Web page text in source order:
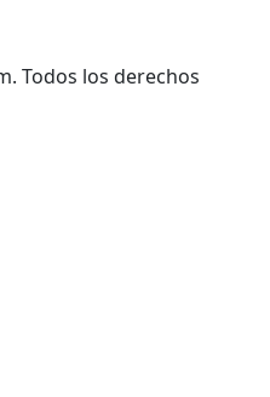
Todos los derechos